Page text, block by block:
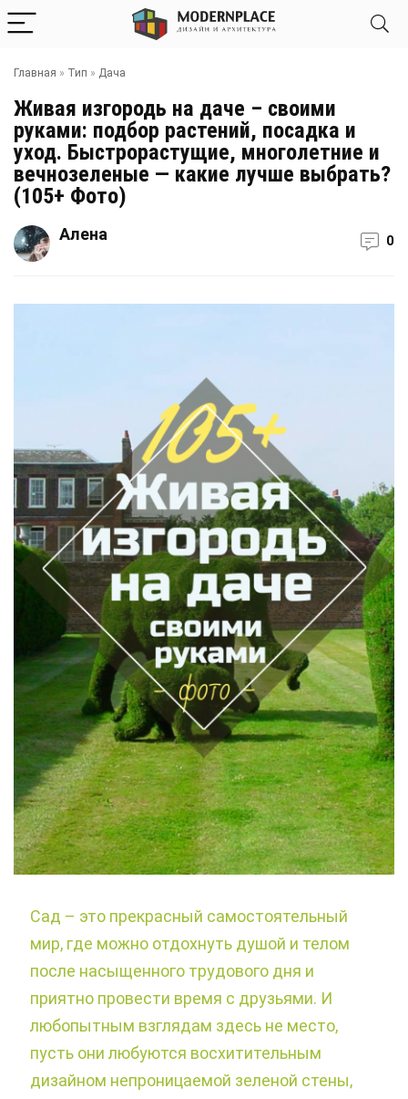
Главная » Тип » Дача
Живая изгородь на даче – своими
руками: подбор растений, посадка и
уход. Быстрорастущие, многолетние и
вечнозеленые — какие лучше выбрать?
(105+ Фото)
Алена 0
Сад – это прекрасный самостоятельный
мир, где можно отдохнуть душой и телом
после насыщенного трудового дня и
приятно провести время с друзьями. И
любопытным взглядам здесь не место,
пусть они любуются восхитительным
дизайном непроницаемой зеленой стены,